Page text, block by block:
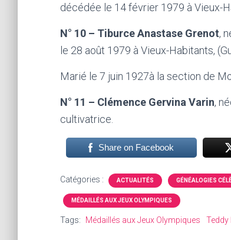
décédée le 14 février 1979 à Vieux-
N° 10 – Tiburce Anastase Grenot,
le 28 août 1979 à Vieux-Habitants,
Marié le 7 juin 1927à la section de
N° 11 – Clémence Gervina Varin,
cultivatrice.
Share on Facebook
Catégories : ACTUALITÉS GÉNÉALOGIES
MÉDAILLÉS AUX JEUX OLYMPIQUES
Tags: Médaillés aux Jeux Olympiques Teddy